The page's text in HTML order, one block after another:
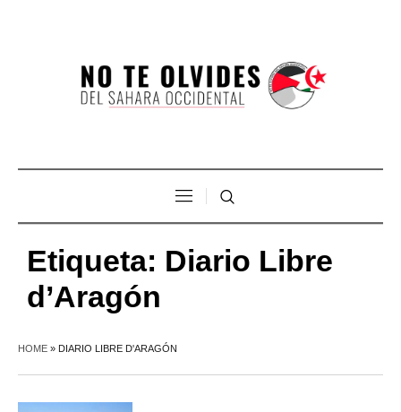
Etiqueta: Diario Libre
d’Aragón
HOME » DIARIO LIBRE D'ARAGÓN